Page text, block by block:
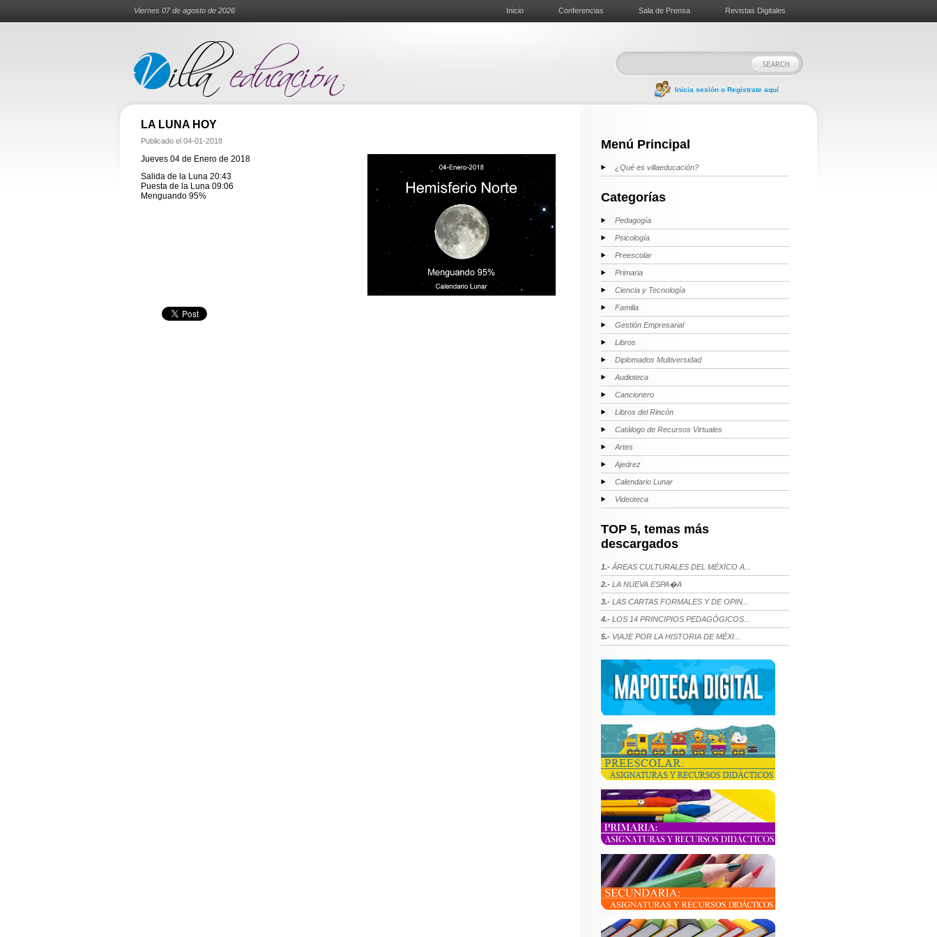
Viernes 07 de agosto de 2026 Inicio Conferencias Sala de Prensa Revistas Digitales
Inicia sesión o Registrate aquí
LA LUNA HOY
Publicado el 04-01-2018
Jueves 04 de Enero de 2018
Salida de la Luna 20:43
Puesta de la Luna 09:06
Menguando 95%
Menú Principal
¿Qué es villaeducación?
Categorías
Pedagogía
Psicología
Preescolar
Primaria
Ciencia y Tecnología
Familia
Gestión Empresarial
Libros
Diplomados Multiversidad
Audioteca
Cancionero
Libros del Rincón
Catálogo de Recursos Virtuales
Artes
Ajedrez
Calendario Lunar
Videoteca
TOP 5, temas más
descargados
1.- ÁREAS CULTURALES DEL MÉXICO A...
2.- LA NUEVA ESPA�A
3.- LAS CARTAS FORMALES Y DE OPIN...
4.- LOS 14 PRINCIPIOS PEDAGÓGICOS...
5.- VIAJE POR LA HISTORIA DE MÉXI...